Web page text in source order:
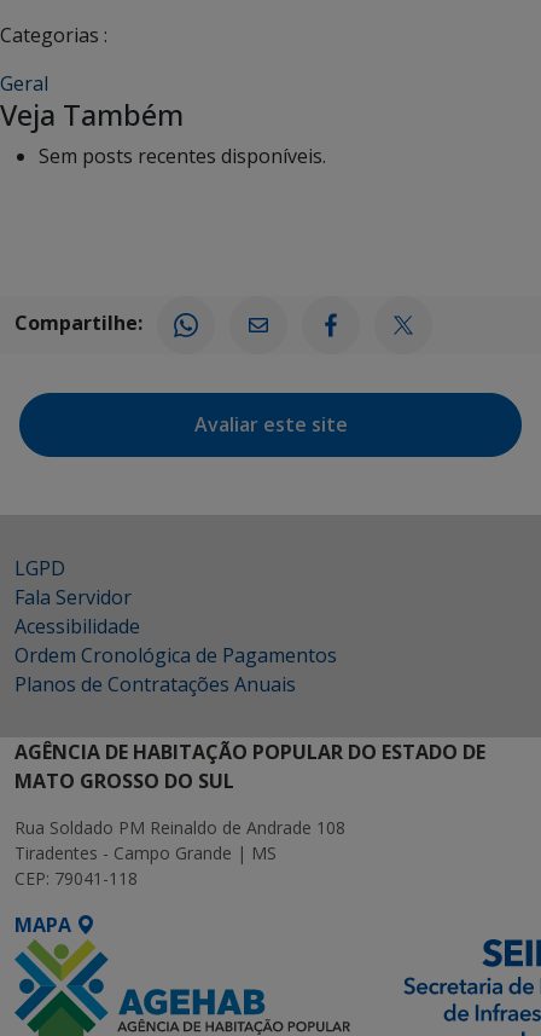
Categorias :
Geral
Veja Também
Sem posts recentes disponíveis.
Compartilhe:
Avaliar este site
LGPD
Fala Servidor
Acessibilidade
Ordem Cronológica de Pagamentos
Planos de Contratações Anuais
AGÊNCIA DE HABITAÇÃO POPULAR DO ESTADO DE
MATO GROSSO DO SUL
Rua Soldado PM Reinaldo de Andrade 108
Tiradentes - Campo Grande | MS
CEP: 79041-118
MAPA